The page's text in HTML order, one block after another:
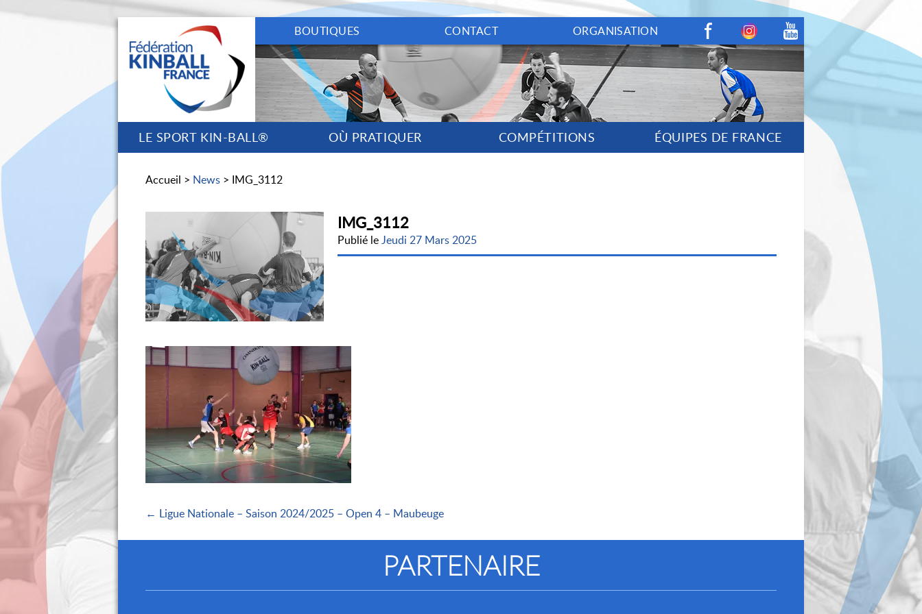
BOUTIQUES CONTACT ORGANISATION
LE SPORT KIN-BALL® OÙ PRATIQUER COMPÉTITIONS ÉQUIPES DE FRANCE
FacebookInstagramYoutube
Accueil > News > IMG_3112
IMG_3112
Publié leJeudi 27 Mars 2025
← Ligue Nationale – Saison 2024/2025 – Open 4 – Maubeuge
PARTENAIRE